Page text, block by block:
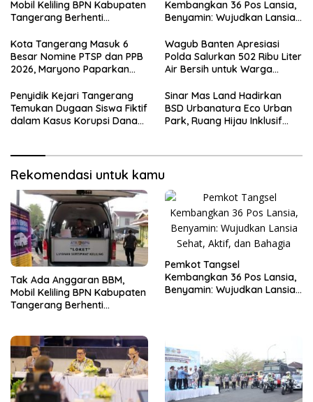
Mobil Keliling BPN Kabupaten
Tangerang Berhenti
Kembangkan 36 Pos Lansia,
Benyamin: Wujudkan Lansia
Kota Tangerang Masuk 6
Besar Nomine PTSP dan PPB
2026, Maryono Paparkan
Wagub Banten Apresiasi
Polda Salurkan 502 Ribu Liter
Air Bersih untuk Warga
Penyidik Kejari Tangerang
Temukan Dugaan Siswa Fiktif
dalam Kasus Korupsi Dana
Sinar Mas Land Hadirkan
BSD Urbanatura Eco Urban
Park, Ruang Hijau Inklusif
Rekomendasi untuk kamu
Tak Ada Anggaran BBM,
Mobil Keliling BPN Kabupaten
Tangerang Berhenti
Pemkot Tangsel
Kembangkan 36 Pos Lansia,
Benyamin: Wujudkan Lansia